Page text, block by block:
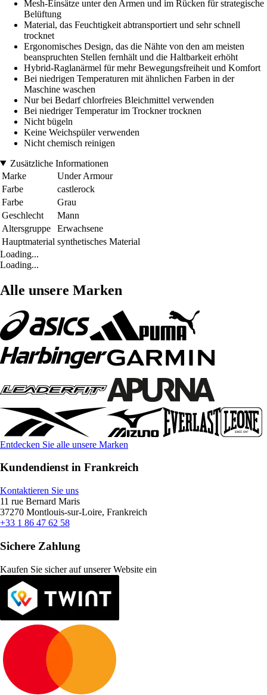
Mesh-Einsätze unter den Armen und im Rücken für strategische
Belüftung
Material, das Feuchtigkeit abtransportiert und sehr schnell
trocknet
Ergonomisches Design, das die Nähte von den am meisten
beanspruchten Stellen fernhält und die Haltbarkeit erhöht
Hybrid-Raglanärmel für mehr Bewegungsfreiheit und Komfort
Bei niedrigen Temperaturen mit ähnlichen Farben in der
Maschine waschen
Nur bei Bedarf chlorfreies Bleichmittel verwenden
Bei niedriger Temperatur im Trockner trocknen
Nicht bügeln
Keine Weichspüler verwenden
Nicht chemisch reinigen
Zusätzliche Informationen
Marke
Under Armour
Farbe
castlerock
Farbe
Grau
Geschlecht
Mann
Altersgruppe
Erwachsene
Hauptmaterial synthetisches Material
Loading...
Loading...
Alle unsere Marken
Entdecken Sie alle unsere Marken
Kundendienst in Frankreich
Kontaktieren Sie uns
11 rue Bernard Maris
37270 Montlouis-sur-Loire, Frankreich
+33 1 86 47 62 58
Sichere Zahlung
Kaufen Sie sicher auf unserer Website ein